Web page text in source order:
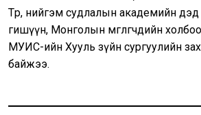
Төр, нийгэм судлалын академийн
гишүүн, Монголын өмгөөлөгчдийн
МУИС-ийн Хууль зүйн сургуулийн
байжээ.